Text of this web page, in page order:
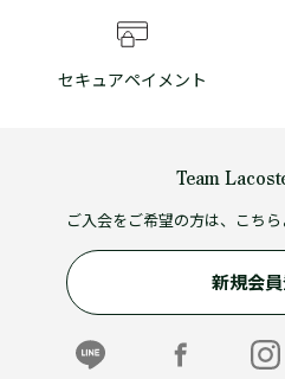
セキュアペイメント
Team
ご入会をご希望の方は、こちら
新規会